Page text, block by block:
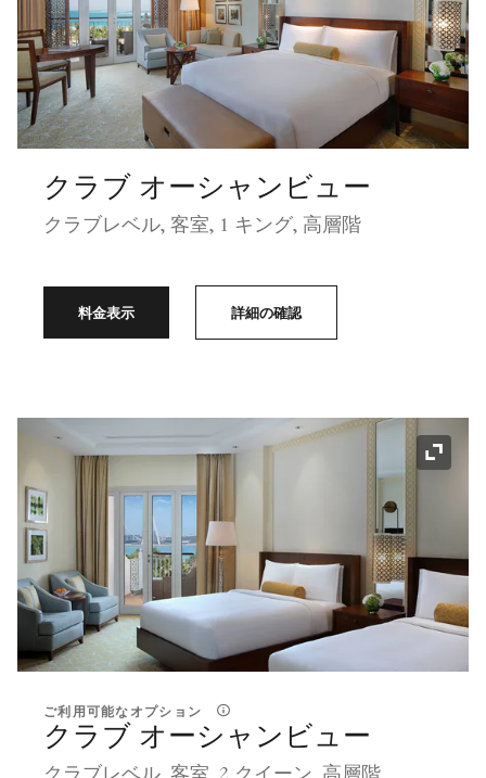
クラブ オーシャンビュー
クラブレベル, 客室, 1 キング, 高層階
料金表示 詳細の確認
アイ
ご利用可能なオプション
クラブ オーシャンビュー